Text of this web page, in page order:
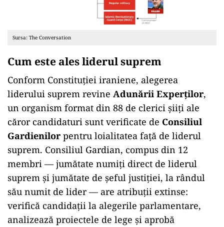
Sursa: The Conversation
Cum este ales liderul suprem
Conform Constituției iraniene, alegerea
liderului suprem revine Adunării Experților,
un organism format din 88 de clerici șiiți ale
căror candidaturi sunt verificate de Consiliul
Gardienilor pentru loialitatea față de liderul
suprem. Consiliul Gardian, compus din 12
membri — jumătate numiți direct de liderul
suprem și jumătate de șeful justiției, la rândul
său numit de lider — are atribuții extinse:
verifică candidații la alegerile parlamentare,
analizează proiectele de lege și aprobă